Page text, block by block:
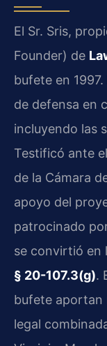
El Sr. Sris,
Founder) de
bufete en
de defensa en
incluyendo las
Testificó ante
de la Cámara
apoyo del
patrocinado
se convirtió en
§ 20-107.3(g).
bufete aportan
legal